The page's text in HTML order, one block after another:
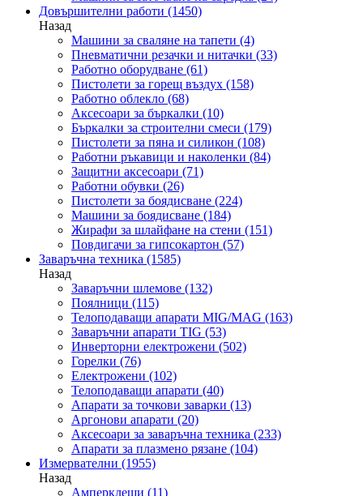
Довършителни работи (1450)
Назад
Машини за сваляне на тапети (4)
Пневматични резачки и нитачки (33)
Работно оборудване (61)
Пистолети за горещ въздух (158)
Работно облекло (68)
Аксесоари за бъркалки (10)
Бъркалки за строителни смеси (179)
Пистолети за пяна и силикон (108)
Работни ръкавици и наколенки (84)
Защитни аксесоари (71)
Работни обувки (26)
Пистолети за боядисване (224)
Машини за боядисване (184)
Жирафи за шлайфане на стени (151)
Повдигачи за гипсокартон (57)
Заваръчна техника (1585)
Назад
Заваръчни шлемове (132)
Поялници (115)
Телоподаващи апарати MIG/MAG (163)
Заваръчни апарати TIG (53)
Инверторни електрожени (502)
Горелки (76)
Електрожени (102)
Телоподаващи апарати (40)
Апарати за точкови заварки (13)
Аргонови апарати (20)
Аксесоари за заваръчна техника (233)
Апарати за плазмено рязане (104)
Измервателни (1955)
Назад
Амперклещи (11)